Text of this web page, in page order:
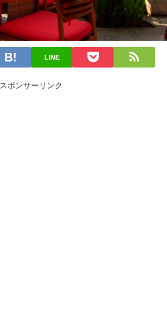
LINE
スポンサーリンク